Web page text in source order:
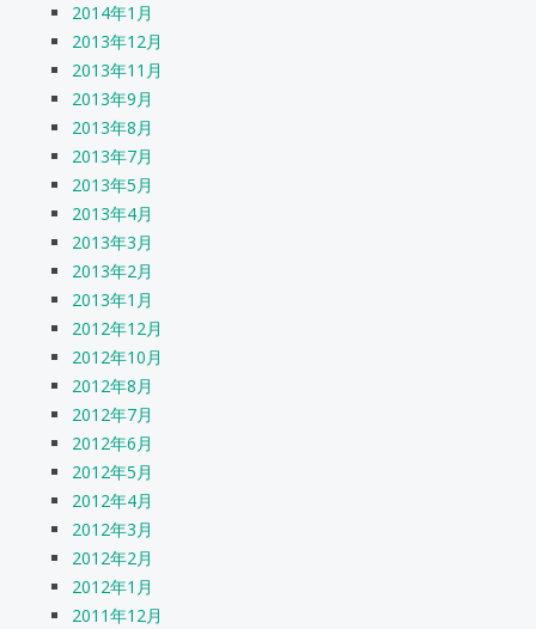
2014年1月
2013年12月
2013年11月
2013年9月
2013年8月
2013年7月
2013年5月
2013年4月
2013年3月
2013年2月
2013年1月
2012年12月
2012年10月
2012年8月
2012年7月
2012年6月
2012年5月
2012年4月
2012年3月
2012年2月
2012年1月
2011年12月